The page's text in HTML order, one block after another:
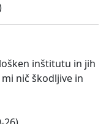
inštitutu in jih
nič škodljive in